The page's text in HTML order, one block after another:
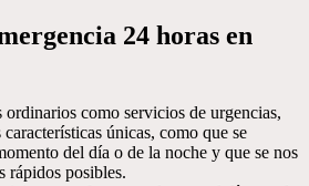
24 horas en
como servicios de urgencias,
únicas, como que se
del día o de la noche y que se nos
rápidos posibles.